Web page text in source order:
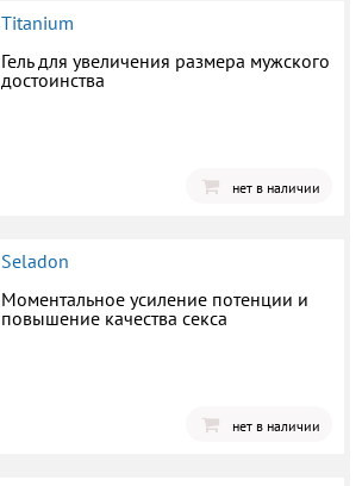
Titanium
Гель для увеличения размера мужского
достоинства
нет в наличии
Seladon
Моментальное усиление потенции и
повышение качества секса
нет в наличии